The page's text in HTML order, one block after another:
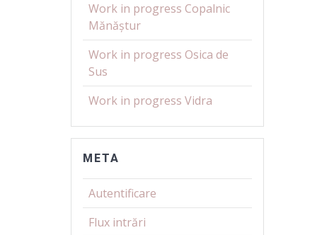
Work in progress Copalnic
Mănăștur
Work in progress Osica de
Sus
Work in progress Vidra
META
Autentificare
Flux intrări